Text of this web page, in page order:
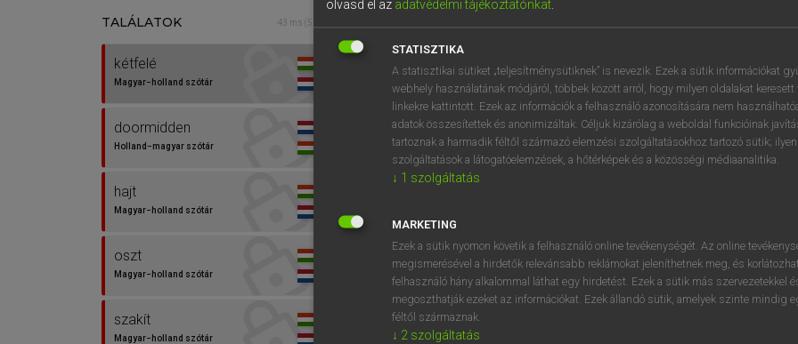
TALÁLATOK 43 ms (5 db)
kétfelé
Magyar−holland szótár
doormidden
Holland−magyar szótár
hajt
Magyar−holland szótár
oszt
Magyar−holland szótár
szakít
Magyar−holland szótár
Magyar−holland szótár
VAN ELŐFIZETÉSED?
megtekintéséhez.
BELÉPÉS
próbaverziójának
regisztrálok ésbelépek.
REGISZTRÁCIÓ
olvasd el az adatvédelmi tájékoztatónkat.
STATISZTIKA
A statisztikai sütiket „teljesítménysütiknek” is nevezik. Ezek a sütik információkat
webhely használatának módjáról, többek között arról, hogy milyen oldalakat keresett
linkekre kattintott. Ezek az információk a felhasználó azonosítására nem
adatok összesítettek és anonimizáltak. Céljuk kizárólag a weboldal funkcióinak
tartoznak a harmadik féltől származó elemzési szolgáltatásokhoz tartozó sütik;
szolgáltatások a látogatóelemzések, a hőtérképek és a közösségi médiaanalitika.
↓ 1 szolgáltatás
MARKETING
Ezek a sütik nyomon követik a felhasználó online tevékenységét. Az online
megismerésével a hirdetők relevánsabb reklámokat jeleníthetnek meg, és
felhasználó hány alkalommal láthat egy hirdetést. Ezek a sütik más szervezetekkel
megoszthatják ezeket az információkat. Ezek állandó sütik, amelyek szinte mindig
féltől származnak.
↓ 2 szolgáltatás
0 1 2 3 4 5 6 7 8 9
q w e r t z u i
a s d f g h j k l é
í y x c v b n m , .